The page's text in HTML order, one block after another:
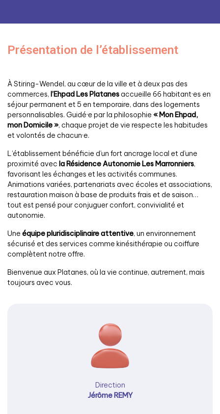
Présentation de l’établissement
À Stiring-Wendel, au cœur de la ville et à deux pas des
commerces, l’Ehpad Les Platanes accueille 66 habitant·es en
séjour permanent et 5 en temporaire, dans des logements
personnalisables. Guidé·e par la philosophie « Mon Ehpad,
mon Domicile », chaque projet de vie respecte les habitudes
et volontés de chacun·e.
L’établissement bénéficie d’un fort ancrage local et d’une
proximité avec la Résidence Autonomie Les Marronniers,
favorisant les échanges et les activités communes.
Animations variées, partenariats avec écoles et associations,
restauration maison à base de produits frais et de saison…
tout est pensé pour conjuguer confort, convivialité et
autonomie.
Une équipe pluridisciplinaire attentive, un environnement
sécurisé et des services comme kinésithérapie ou coiffure
complètent notre offre.
Bienvenue aux Platanes, où la vie continue, autrement, mais
toujours avec vous.
Direction
Jérôme REMY